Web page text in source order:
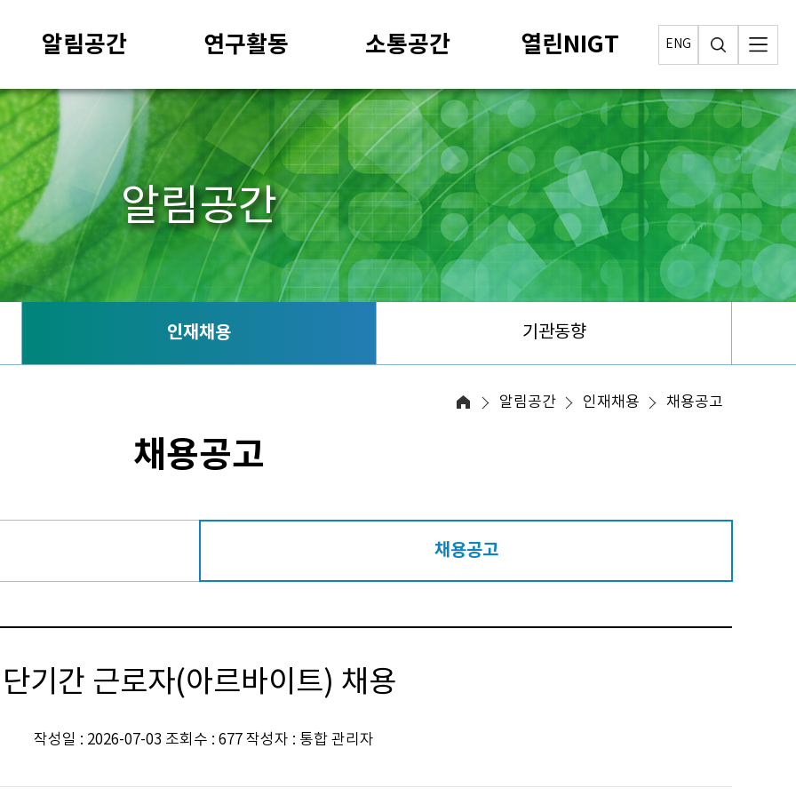
알림공간 연구활동 소통공간 열린NIGT ENG
알림공간
인재채용 기관동향
알림공간 인재채용 채용공고
채용공고
채용공고
단기간 근로자(아르바이트) 채용
작성일 : 2026-07-03 조회수 : 677 작성자 : 통합 관리자